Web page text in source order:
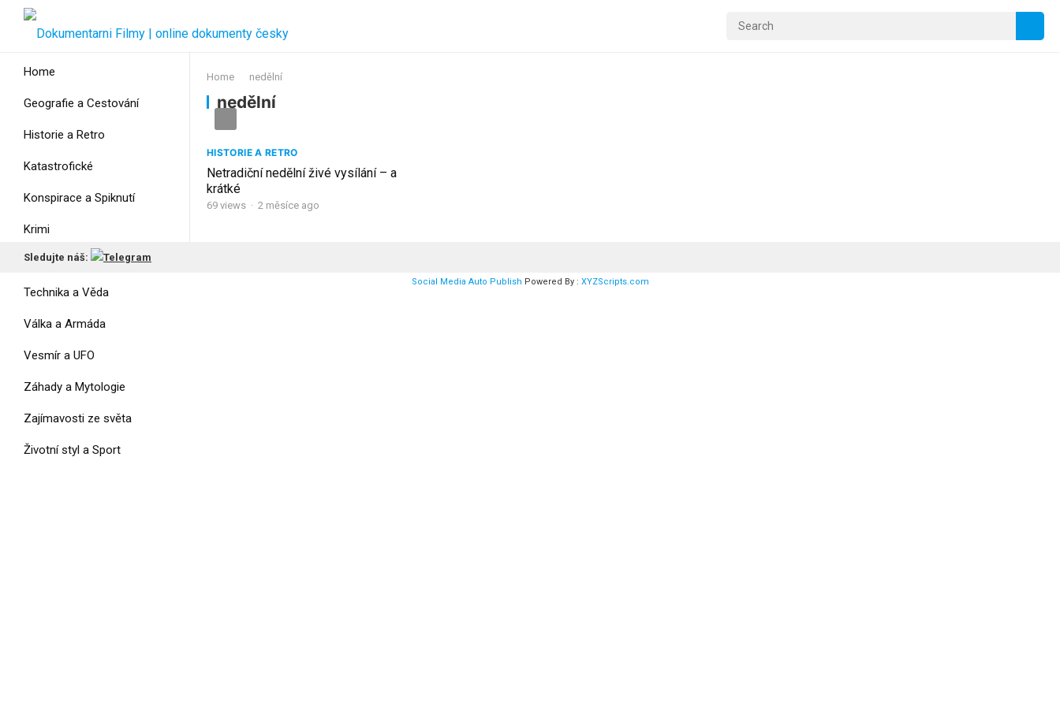
Home
Geografie a Cestování
Historie a Retro
Katastrofické
Konspirace a Spiknutí
Krimi
Myšlení
Technika a Věda
Válka a Armáda
Vesmír a UFO
Záhady a Mytologie
Zajímavosti ze světa
Životní styl a Sport
Home nedělní
nedělní
HISTORIE A RETRO
Netradiční nedělní živé vysílání – a
krátké
69 views · 2 měsíce ago
Sledujte náš:
Social Media Auto Publish Powered By : XYZScripts.com